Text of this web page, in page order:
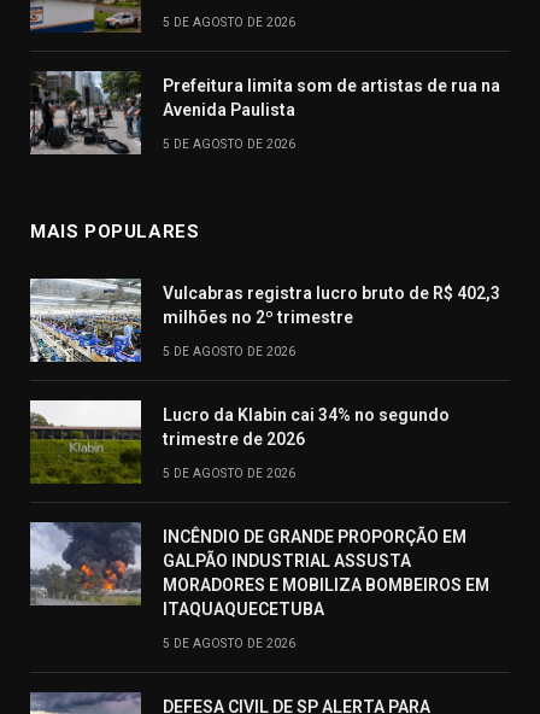
5 DE AGOSTO DE 2026
Prefeitura limita som de artistas de rua na
Avenida Paulista
5 DE AGOSTO DE 2026
MAIS POPULARES
Vulcabras registra lucro bruto de R$ 402,3
milhões no 2º trimestre
5 DE AGOSTO DE 2026
Lucro da Klabin cai 34% no segundo
trimestre de 2026
5 DE AGOSTO DE 2026
INCÊNDIO DE GRANDE PROPORÇÃO EM
GALPÃO INDUSTRIAL ASSUSTA
MORADORES E MOBILIZA BOMBEIROS EM
ITAQUAQUECETUBA
5 DE AGOSTO DE 2026
DEFESA CIVIL DE SP ALERTA PARA